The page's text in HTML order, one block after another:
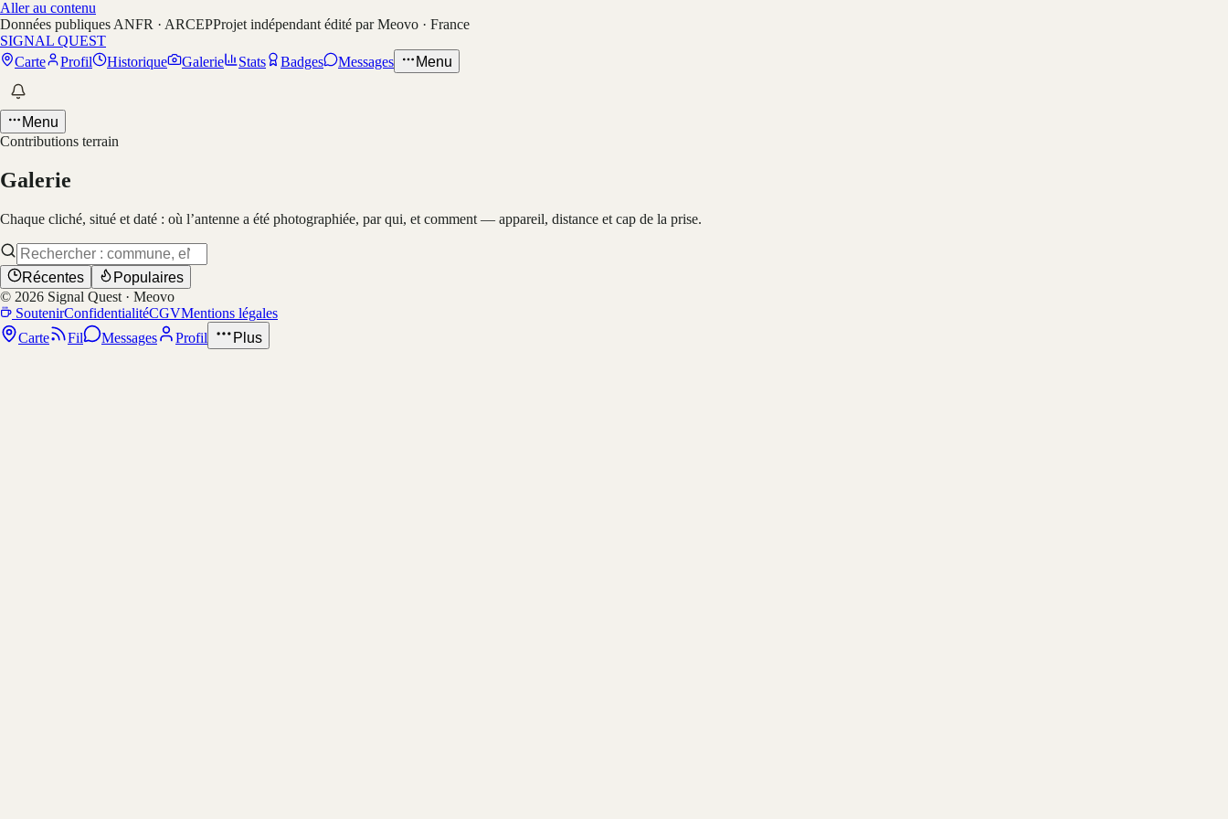
Aller au contenu
Données publiques ANFR · ARCEPProjet indépendant édité par Meovo · France
SIGNAL QUEST
Carte
Profil Historique Galerie Stats Badges Messages Menu
Menu
Contributions terrain
Galerie
Chaque cliché, situé et daté : où l’antenne a été photographiée, par qui, et comment — appareil, distance et cap de la prise.
Récentes
Populaires
© 2026 Signal Quest · Meovo
SoutenirConfidentialitéCGVMentions légales
Carte
Fil Messages Profil Plus